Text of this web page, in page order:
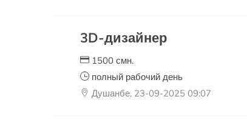
3D-дизайнер
1500 смн.
полный рабочий день
Душанбе, 23-09-2025 09:07